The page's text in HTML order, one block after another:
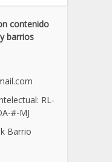
contenido
barrios
RL-
#-MJ
Barrio